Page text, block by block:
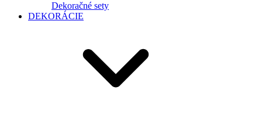
Dekoračné sety
DEKORÁCIE